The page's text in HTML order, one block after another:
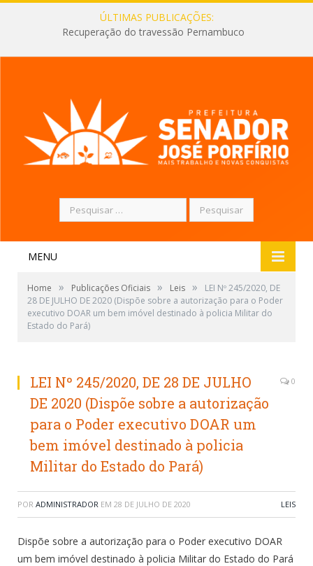
ÚLTIMAS PUBLICAÇÕES:
Recuperação do travessão Pernambuco
Pesquisar
por:
MENU
Home » Publicações Oficiais » Leis »
LEI Nº 245/2020, DE
28 DE JULHO DE 2020 (Dispõe sobre a autorização para o Poder
executivo DOAR um bem imóvel destinado à policia Militar do
Estado do Pará)
LEI Nº 245/2020, DE 28 DE JULHO
DE 2020 (Dispõe sobre a autorização
para o Poder executivo DOAR um
bem imóvel destinado à policia
Militar do Estado do Pará)
0
POR ADMINISTRADOR EM 28 DE JULHO DE 2020 LEIS
Dispõe sobre a autorização para o Poder executivo DOAR
um bem imóvel destinado à policia Militar do Estado do Pará